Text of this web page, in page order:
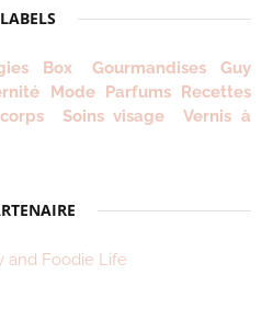
LABELS
Box Gourmandises
Guy
Mode Parfums Recettes
Soins visage
Vernis à
and Foodie Life